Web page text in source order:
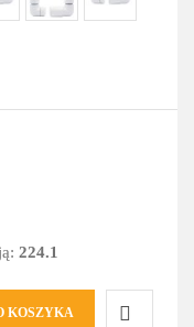
224.1
KOSZYKA